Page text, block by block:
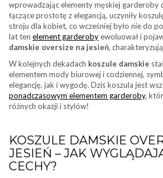
wprowadzając elementy męskiej garderoby
łączące prostotę z elegancją, uczyniły
stroju dla kobiet, co wcześniej było nie do
lat ten element garderobyewoluował i
damskie oversize na jesień,
W kolejnych dekadach koszule damskie
elementem mody biurowej i codziennej,
elegancję, jak i wygodę. Dziś koszula jest
ponadczasowym elementem garderoby,
różnych okazji i stylów!
KOSZULE DAMSKIE
JESIEŃ – JAK
CECHY?